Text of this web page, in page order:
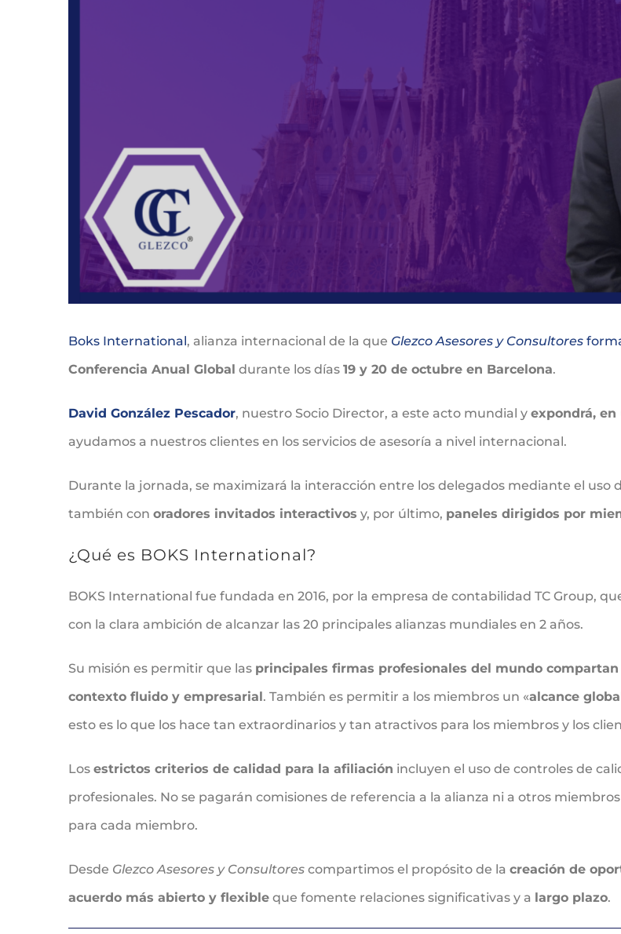
Boks International, alianza internacional de la que Glezco Asesores y Consultores
Conferencia Anual Global durante los días 19 y 20 de octubre en Barcelona.
David González Pescador, nuestro Socio Director, a este acto mundial y expondrá,
ayudamos a nuestros clientes en los servicios de asesoría a nivel internacional.
Durante la jornada, se maximizará la interacción entre los delegados mediante el uso
también con oradores invitados interactivos y, por último, paneles dirigidos por
¿Qué es BOKS International?
BOKS International fue fundada en 2016, por la empresa de contabilidad TC Group,
con la clara ambición de alcanzar las 20 principales alianzas mundiales en 2 años.
Su misión es permitir que las principales firmas profesionales del mundo
contexto fluido y empresarial. También es permitir a los miembros un «alcance
esto es lo que los hace tan extraordinarios y tan atractivos para los miembros y los
Los estrictos criterios de calidad para la afiliación incluyen el uso de controles de
profesionales. No se pagarán comisiones de referencia a la alianza ni a otros
para cada miembro.
Desde Glezco Asesores y Consultores compartimos el propósito de la creación de
acuerdo más abierto y flexible que fomente relaciones significativas y a largo plazo.